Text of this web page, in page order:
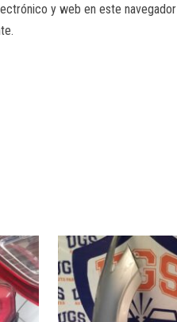
y web en este navegador